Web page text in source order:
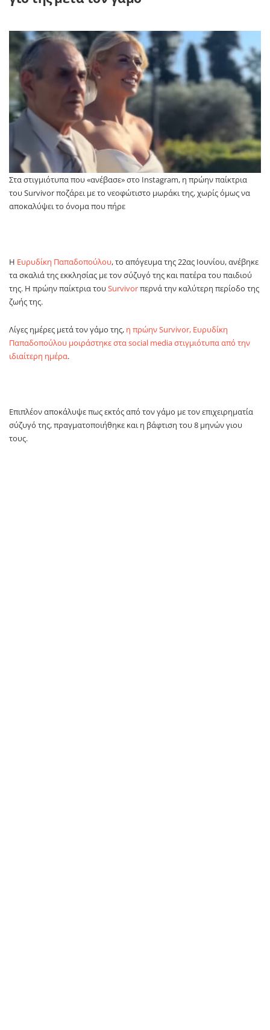
Στα στιγμιότυπα που «ανέβασε» στο Instagram, η πρώην παίκτρια
του Survivor ποζάρει με το νεοφώτιστο μωράκι της, χωρίς όμως να
αποκαλύψει το όνομα που πήρε
Η Ευρυδίκη Παπαδοπούλου, το απόγευμα της 22ας Ιουνίου, ανέβηκε
τα σκαλιά της εκκλησίας με τον σύζυγό της και πατέρα του παιδιού
της. Η πρώην παίκτρια τουSurvivorπερνά την καλύτερη περίοδο της
ζωής της.
Λίγες ημέρες μετά τον γάμο της, η πρώην Survivor, Ευρυδίκη
Παπαδοπούλου μοιράστηκε στα social media στιγμιότυπα από την
ιδιαίτερη ημέρα.
Επιπλέον αποκάλυψε πως εκτός από τον γάμο με τον επιχειρηματία
σύζυγό της, πραγματοποιήθηκε και η βάφτιση του 8 μηνών γιου
τους.